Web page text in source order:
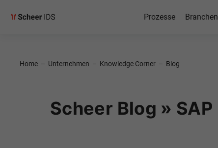
Prozesse Branchen
Home – Unternehmen – Knowledge Corner – Blog
Scheer Blog » SAP